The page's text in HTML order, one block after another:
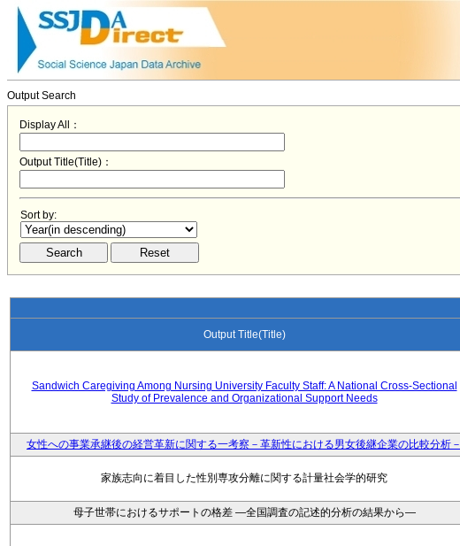
Output Search
Display All：
Output Title(Title)：
Sort by:
Output Title(Title)
Sandwich Caregiving Among Nursing University Faculty Staff: A National Cross-Sectional
Study of Prevalence and Organizational Support Needs
女性への事業承継後の経営革新に関する一考察－革新性における男女後継企業の比較分析－
家族志向に着目した性別専攻分離に関する計量社会学的研究
母子世帯におけるサポートの格差 ―全国調査の記述的分析の結果から―